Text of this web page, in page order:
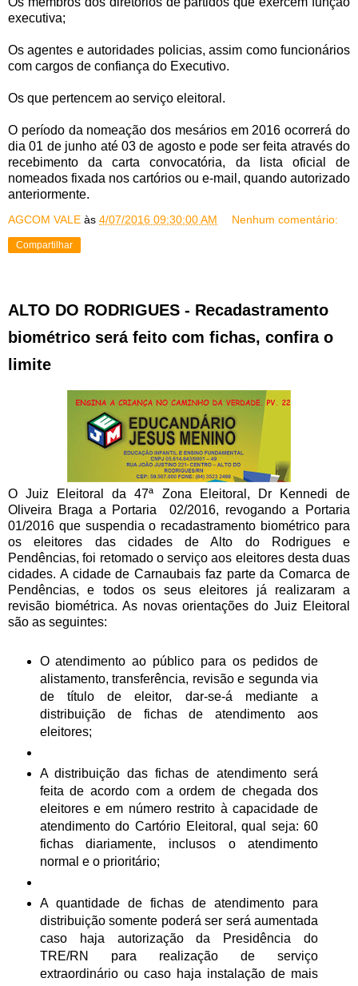
executiva;
Os agentes e autoridades policias, assim como funcionários
com cargos de confiança do Executivo.
Os que pertencem ao serviço eleitoral.
O período da nomeação dos mesários em 2016 ocorrerá do
dia 01 de junho até 03 de agosto e pode ser feita através do
recebimento da carta convocatória, da lista oficial de
nomeados fixada nos cartórios ou e-mail, quando autorizado
anteriormente.
AGCOM VALE às 4/07/2016 09:30:00 AM Nenhum comentário:
Compartilhar
ALTO DO RODRIGUES - Recadastramento
biométrico será feito com fichas, confira o
limite
O Juiz Eleitoral da 47ª Zona Eleitoral, Dr Kennedi de
Oliveira Braga a Portaria 02/2016, revogando a Portaria
01/2016 que suspendia o recadastramento biométrico para
os eleitores das cidades de Alto do Rodrigues e
Pendências, foi retomado o serviço aos eleitores desta duas
cidades. A cidade de Carnaubais faz parte da Comarca de
Pendências, e todos os seus eleitores já realizaram a
revisão biométrica. As novas orientações do Juiz Eleitoral
são as seguintes:
O atendimento ao público para os pedidos de
alistamento, transferência, revisão e segunda via
de título de eleitor, dar-se-á mediante a
distribuição de fichas de atendimento aos
eleitores;
A distribuição das fichas de atendimento será
feita de acordo com a ordem de chegada dos
eleitores e em número restrito à capacidade de
atendimento do Cartório Eleitoral, qual seja: 60
fichas diariamente, inclusos o atendimento
normal e o prioritário;
A quantidade de fichas de atendimento para
distribuição somente poderá ser será aumentada
caso haja autorização da Presidência do
TRE/RN para realização de serviço
extraordinário ou caso haja instalação de mais